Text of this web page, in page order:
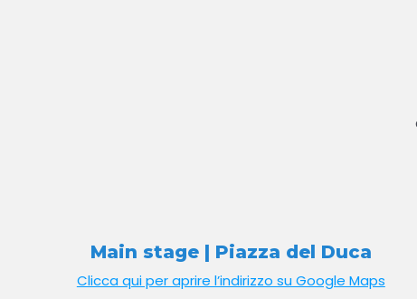
Main stage | Piazza del Duca
Clicca qui per aprire l’indirizzo su Google Maps